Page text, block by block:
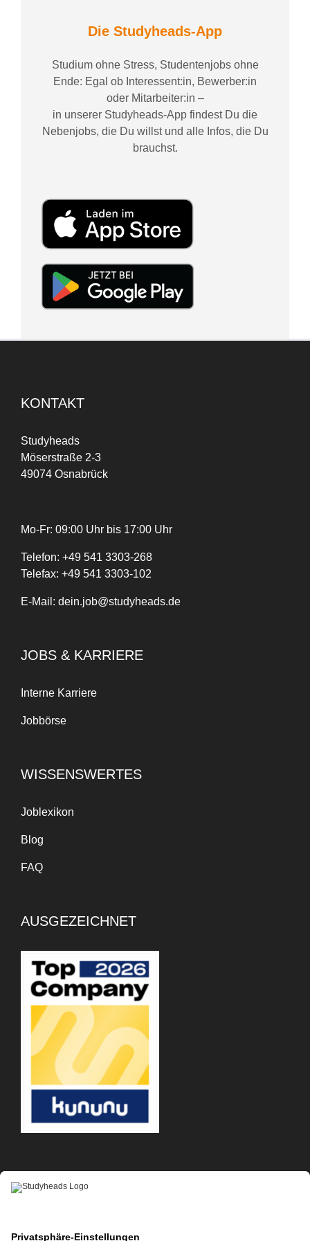
Die Studyheads-App
Studium ohne Stress, Studentenjobs ohne
Ende: Egal ob Interessent:in, Bewerber:in
oder Mitarbeiter:in –
in unserer Studyheads-App findest Du die
Nebenjobs, die Du willst und alle Infos, die Du
brauchst.
KONTAKT
Studyheads
Möserstraße 2-3
49074 Osnabrück
Mo-Fr: 09:00 Uhr bis 17:00 Uhr
Telefon: +49 541 3303-268
Telefax: +49 541 3303-102
E-Mail: dein.job@studyheads.de
JOBS & KARRIERE
Interne Karriere
Jobbörse
WISSENSWERTES
Joblexikon
Blog
FAQ
AUSGEZEICHNET